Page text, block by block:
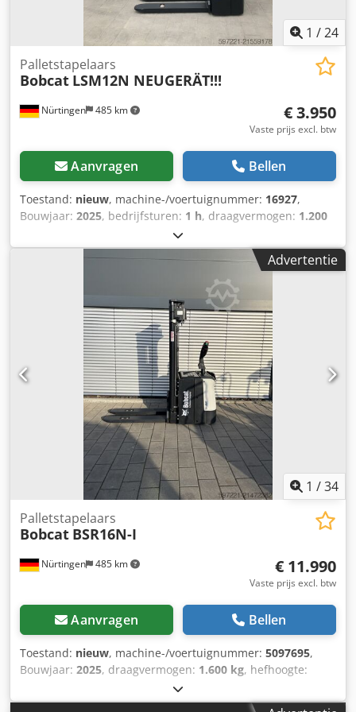
1 /24
Nürtingen 485 km
Palletstapelaars
Bobcat LSM12N NEUGERÄT!!!
€ 3.950
Vaste prijs excl. btw
Aanvragen Bellen
Toestand: nieuw, machine-/voertuignummer: 16927,
Bouwjaar: 2025, bedrijfsturen: 1 h, draagvermogen: 1.200
, ladingzwaartepunt:
brandstoftype:elektrisch, masttype:Simplex,
, batterijspanning:24 V, vorklengte:
, 5108763 Serienummer:
OBWNL-003130 Dedeyv S Rmjpfx Agujck Specificaties
batterij: 24V 60Ah
Advertentie
1 /34
Nürtingen 485 km
Palletstapelaars
Bobcat BSR16N-I
€ 11.990
Vaste prijs excl. btw
Aanvragen Bellen
Toestand: nieuw, machine-/voertuignummer: 5097695,
Bouwjaar: 2025, draagvermogen: 1.600 kg, hefhoogte:
1.400 mm
600 mm, brandstoftype:elektrisch, masttype:triplex,